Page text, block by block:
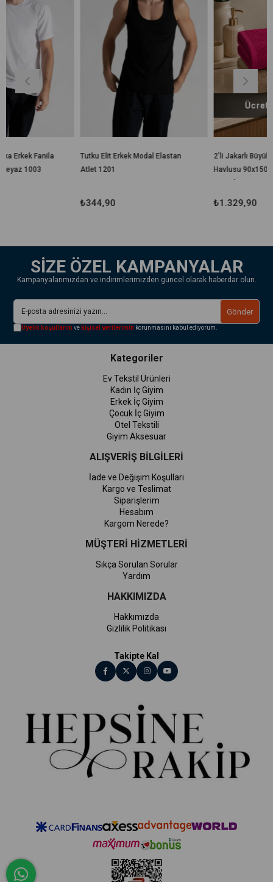
Tutku Elit Erkek Modal Elastan
Atlet 1201
2'li Jakarlı Büyük Boy Banyo
Havlusu 90x150 Cm %100
Ücretsiz Kargo
SİZE ÖZEL KAMPANYALAR
Kampanyalarımızdan ve indirimlerimizden güncel olarak haberdar olun.
Gönder
Üyelik koşullarını ve kişisel verilerimin korunmasını kabul ediyorum.
Kategoriler
Ev Tekstil Ürünleri
Kadın İç Giyim
Erkek İç Giyim
Çocuk İç Giyim
Otel Tekstili
Giyim Aksesuar
ALIŞVERİŞ BİLGİLERİ
İade ve Değişim Koşulları
Kargo ve Teslimat
Siparişlerim
Hesabım
Kargom Nerede?
MÜŞTERİ HİZMETLERİ
Sıkça Sorulan Sorular
Yardım
HAKKIMIZDA
Hakkımızda
Gizlilik Politikası
Takipte Kal